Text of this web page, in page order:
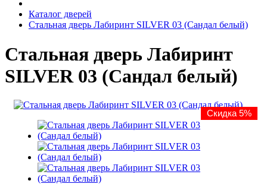
Каталог дверей
Стальная дверь Лабиринт SILVER 03 (Сандал белый)
Стальная дверь Лабиринт
SILVER 03 (Сандал белый)
Скидка 5%